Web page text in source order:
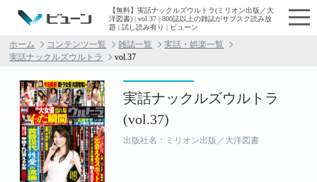
【無料】実話ナックルズウルトラ(ミリオン出版／大
洋図書) | vol.37 | 800誌以上の雑誌がサブスク読み放
題 | 試し読み有り | ビューン
ホーム コンテンツ一覧 雑誌一覧
実話・娯楽一覧
実話ナックルズウルトラ
vol.37
実話ナックルズウルトラ
(vol.37)
出版社名：ミリオン出版／大洋図書